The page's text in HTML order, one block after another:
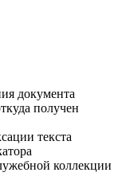
документа
получен
текста
коллекции